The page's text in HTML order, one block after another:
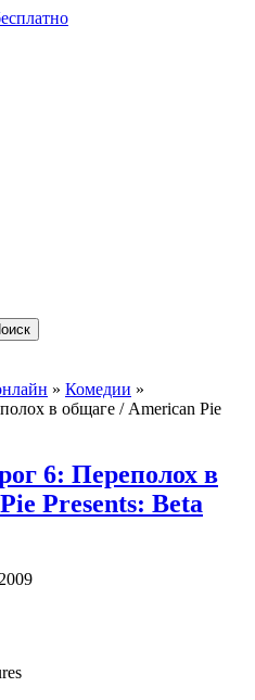
» Комедии »
в общаге / American Pie
6: Переполох в
Presents: Beta